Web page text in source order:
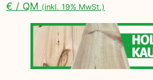
€ / QM (inkl. 19% MwSt.)